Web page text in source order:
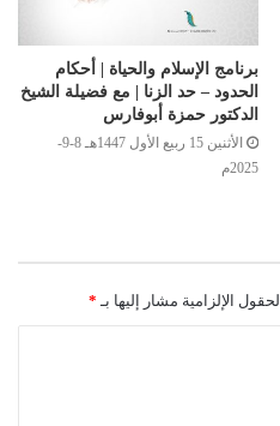
برنامج الإسلام والحياة | أحكام
الحدود – حد الزنا | مع فضيلة الشيخ
الدكتور حمزة أبوفارس
الأثنين 15 ربيع الأول 1447هـ 8-9-
2025م
الحقول الإلزامية مشار إليها بـ *